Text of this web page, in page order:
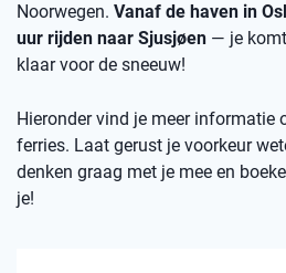
Noorwegen. Vanaf de haven in
uur rijden naar Sjusjøen — je
klaar voor de sneeuw!
Hieronder vind je meer informatie
ferries. Laat gerust je voorkeur
denken graag met je mee en
je!